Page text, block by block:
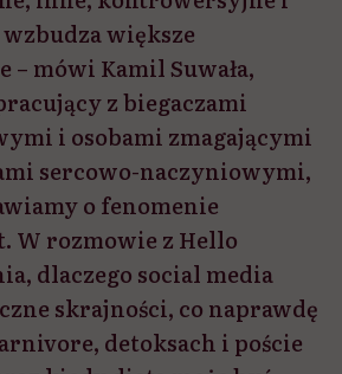
skrajności, co naprawdę
detoksach i poście
kiedy dieta może być
a kiedy jest wyłącznie
produktem.